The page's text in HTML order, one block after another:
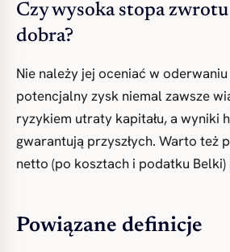
Czy wysoka stopa zwrotu
dobra?
Nie należy jej oceniać w
potencjalny zysk niemal zawsze
ryzykiem utraty kapitału, a wyniki
gwarantują przyszłych. Warto też
netto (po kosztach i podatku Belki)
Powiązane definicje